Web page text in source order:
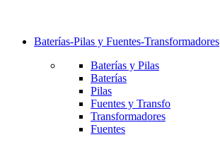
Baterías-Pilas y Fuentes-Transformadores
Baterías y Pilas
Baterías
Pilas
Fuentes y Transfo
Transformadores
Fuentes